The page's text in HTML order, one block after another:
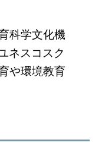
科学文化機
ネスコスク
や環境教育